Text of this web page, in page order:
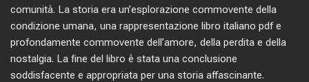
comunità. La storia era un’esplorazione commovente della
condizione umana, una rappresentazione libro italiano pdf e
profondamente commovente dell’amore, della perdita e della
nostalgia. La fine del libro è stata una conclusione
soddisfacente e appropriata per una storia affascinante.